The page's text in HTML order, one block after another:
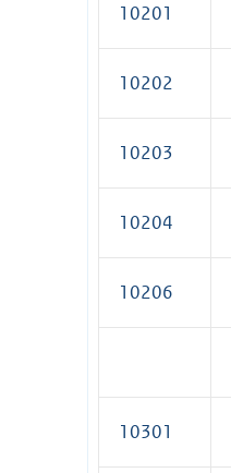
10201
10202
10203
10204
10206
10301